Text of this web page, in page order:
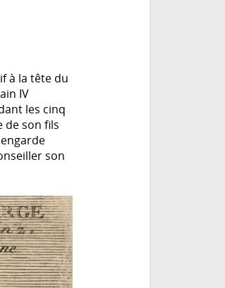
à la tête du
IV
les cinq
de son fils
son